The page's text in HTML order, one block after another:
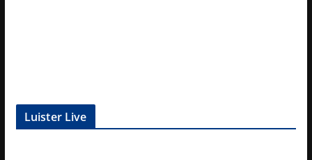
Luister Live